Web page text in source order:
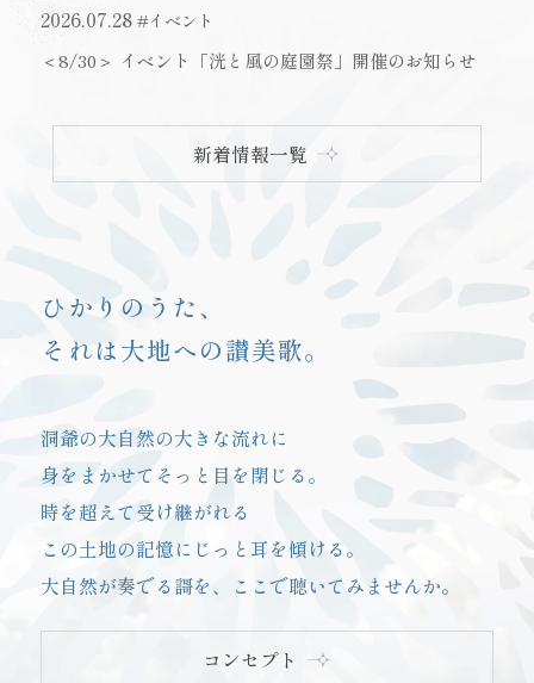
2026.07.28 #イベント
＜8/30＞ イベント「洸と風の庭園祭」開催のお知らせ
新着情報一覧
ひかりのうた、
それは大地への讃美歌。
洞爺の大自然の大きな流れに
身をまかせて そっと目を閉じる。
時を超えて受け継がれる
この土地の記憶にじっと耳を傾ける。
大自然が奏でる謌を、
ここで聴いてみませんか。
コンセプト